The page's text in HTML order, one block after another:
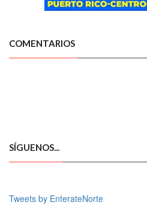
COMENTARIOS
SÍGUENOS...
Tweets by EnterateNorte